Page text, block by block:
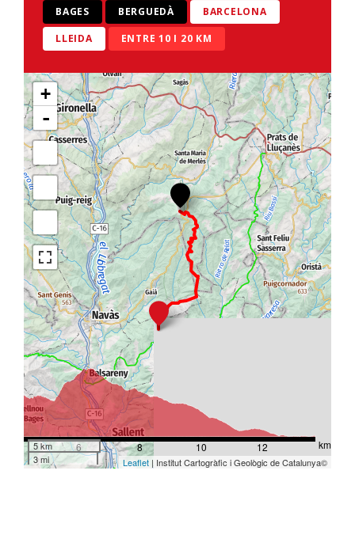
BAGES BERGUEDÀ
BARCELONA
LLEIDA
ENTRE 10 I 20 KM
+
-
6 8 10 12 km
5 km
3 mi
Leaflet | Institut Cartogràfic i Geològic de Catalunya©